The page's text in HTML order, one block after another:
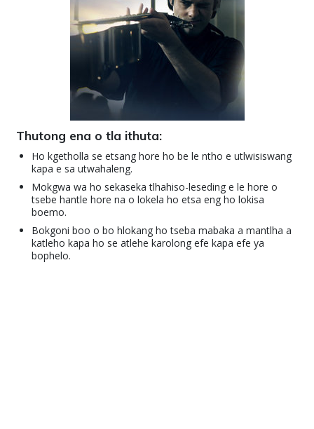
Thutong ena o tla ithuta:
Ho kgetholla se etsang hore ho be le ntho e utlwisiswang
kapa e sa utwahaleng.
Mokgwa wa ho sekaseka tlhahiso-leseding e le hore o
tsebe hantle hore na o lokela ho etsa eng ho lokisa
boemo.
Bokgoni boo o bo hlokang ho tseba mabaka a mantlha a
katleho kapa ho se atlehe karolong efe kapa efe ya
bophelo.